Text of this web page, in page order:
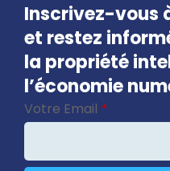
Inscrivez-vous
et restez
la propriété
l’économie
Votre Email *